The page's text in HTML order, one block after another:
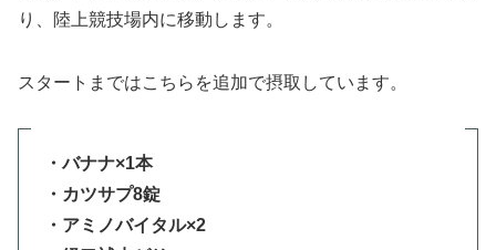
り、陸上競技場内に移動します。
スタートまではこちらを追加で摂取しています。
・バナナ×1本
・カツサプ8錠
・アミノバイタル×2